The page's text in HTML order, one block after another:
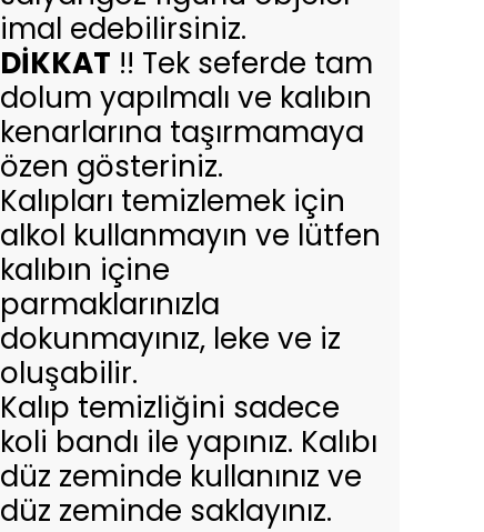
imal edebilirsiniz.
DİKKAT !! Tek seferde tam
dolum yapılmalı ve kalıbın
kenarlarına taşırmamaya
özen gösteriniz.
Kalıpları temizlemek için
alkol kullanmayın ve lütfen
kalıbın içine
parmaklarınızla
dokunmayınız, leke ve iz
oluşabilir.
Kalıp temizliğini sadece
koli bandı ile yapınız. Kalıbı
düz zeminde kullanınız ve
düz zeminde saklayınız.